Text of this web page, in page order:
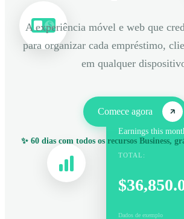
$
A experiência móvel e web que
para organizar cada empréstimo,
em qualquer
Comece agora
✨ 60 dias com todos os recursos Business,
Earnings this
TOTAL:
Dados de exemplo